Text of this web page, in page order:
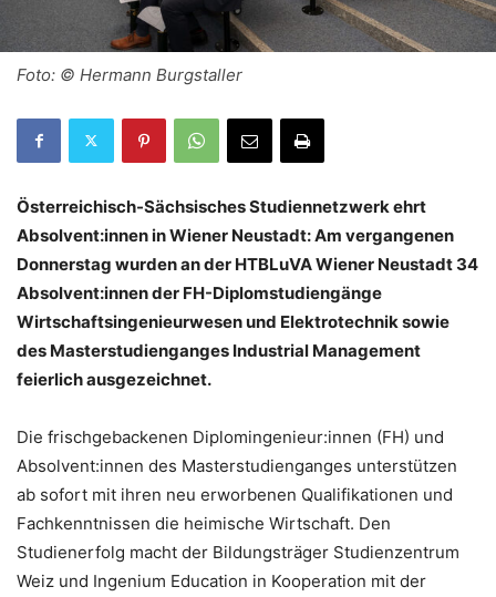
Foto: © Hermann Burgstaller
Österreichisch-Sächsisches Studiennetzwerk ehrt
Absolvent:innen in Wiener Neustadt: Am vergangenen
Donnerstag wurden an der HTBLuVA Wiener Neustadt 34
Absolvent:innen der FH-Diplomstudiengänge
Wirtschaftsingenieurwesen und Elektrotechnik sowie
des Masterstudienganges Industrial Management
feierlich ausgezeichnet.
Die frischgebackenen Diplomingenieur:innen (FH) und
Absolvent:innen des Masterstudienganges unterstützen
ab sofort mit ihren neu erworbenen Qualifikationen und
Fachkenntnissen die heimische Wirtschaft. Den
Studienerfolg macht der Bildungsträger Studienzentrum
Weiz und Ingenium Education in Kooperation mit der